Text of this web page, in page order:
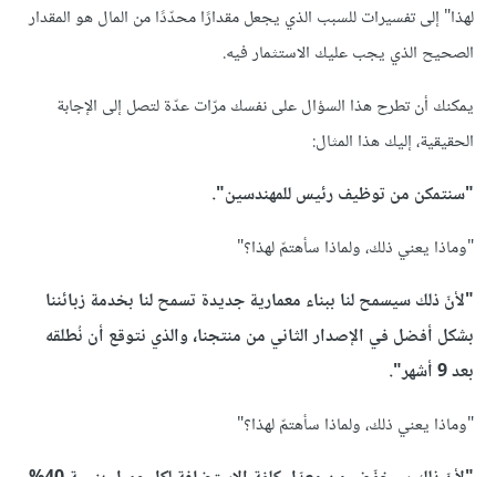
لهذا" إلى تفسيرات للسبب الذي يجعل مقدارًا محدّدًا من المال هو المقدار
الصحيح الذي يجب عليك الاستثمار فيه.
يمكنك أن تطرح هذا السؤال على نفسك مرّات عدّة لتصل إلى الإجابة
الحقيقية، إليك هذا المثال:
"سنتمكن من توظيف رئيس للمهندسين".
"وماذا يعني ذلك، ولماذا سأهتمّ لهذا؟"
"لأنّ ذلك سيسمح لنا ببناء معمارية جديدة تسمح لنا بخدمة زبائننا
بشكل أفضل في الإصدار الثاني من منتجنا، والذي نتوقع أن نُطلقه
بعد 9 أشهر".
"وماذا يعني ذلك، ولماذا سأهتمّ لهذا؟"